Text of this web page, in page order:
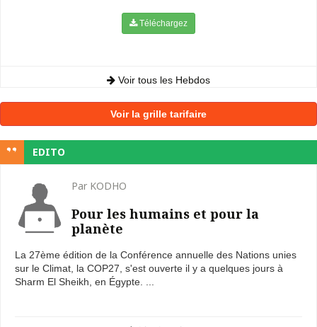
Téléchargez
Voir tous les Hebdos
Voir la grille tarifaire
EDITO
Par KODHO
Pour les humains et pour la
planète
La 27ème édition de la Conférence annuelle des Nations unies
sur le Climat, la COP27, s'est ouverte il y a quelques jours à
Sharm El Sheikh, en Égypte. ...